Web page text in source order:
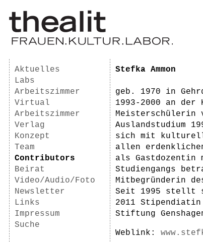
Aktuelles
Labs
Arbeitszimmer
Virtual
Arbeitszimmer
Verlag
Konzept
Team
Contributors
Beirat
Video/Audio/Foto
Newsletter
Links
Impressum
Suche
Stefka Ammon
geb. 1970 in
1993-2000 an der
Meisterschülerin
Auslandstudium
sich mit
allen erdenklichen
als
Studiengangs
Mitbegründerin
Seit 1995 stellt
2011 Stipendiatin
Stiftung
Weblink: